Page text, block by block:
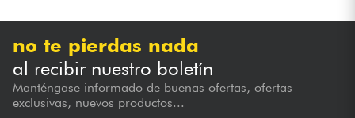
no te pierdas nada
al recibir nuestro boletín
Manténgase informado de buenas ofertas, ofertas
exclusivas, nuevos productos...